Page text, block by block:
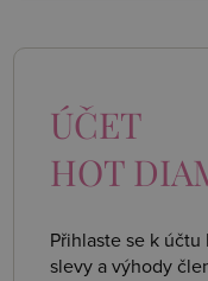
ÚČET
HOT
Přihlaste se k
slevy a výhody